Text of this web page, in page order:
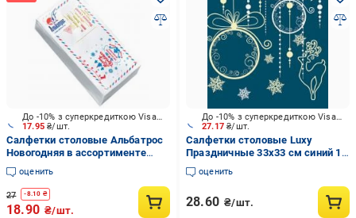
17.95₴/шт.
До -10% з суперкредиткою Visa Вигода
Салфетки столовые Альбатрос
Новогодняя в ассортименте
33х33 см 25 шт.
оценить
27 -8.10 ₴
18.90 ₴/шт.
27.17₴/шт.
До -10% з суперкредиткою Visa Вигода
Салфетки столовые Luxy
Праздничные 33х33 см синий 18
шт.
оценить
28.60 ₴/шт.